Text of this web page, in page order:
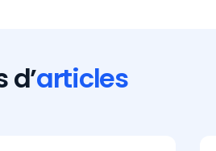
d’articles